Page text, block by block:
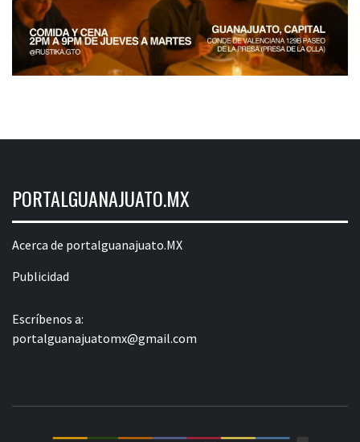
PORTALGUANAJUATO.MX
Acerca de portalguanajuato.MX
Publicidad
Escríbenos a:
portalguanajuatomx@gmail.com